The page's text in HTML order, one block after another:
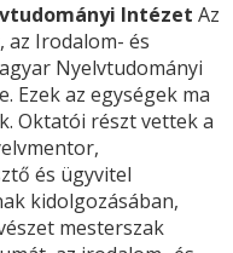
Intézet Az
az Irodalom- és
Nyelvtudományi
Ezek az egységek ma
Oktatói részt vettek a
és ügyvitel
kidolgozásában,
mesterszak